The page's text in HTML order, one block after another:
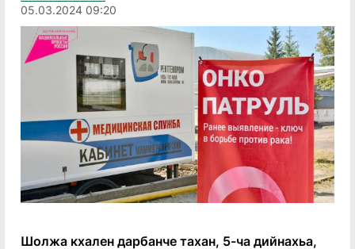
05.03.2024 09:20
Шолжа кхален дарбанче тахан, 5-ча дийнахьа,